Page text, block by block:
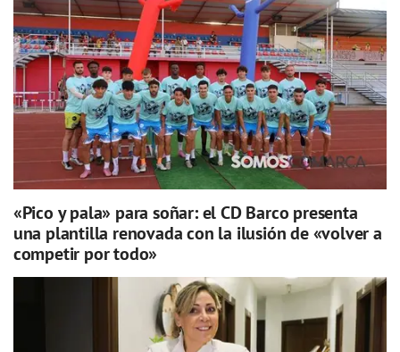
«Pico y pala» para soñar: el CD Barco presenta
una plantilla renovada con la ilusión de «volver a
competir por todo»